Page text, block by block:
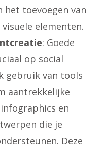
het toevoegen van
elementen.
: Goede
op social
gebruik van tools
aantrekkelijke
en
die je
Deze